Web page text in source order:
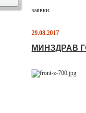
заявки.
29.08.2017
МИНЗДРАВ